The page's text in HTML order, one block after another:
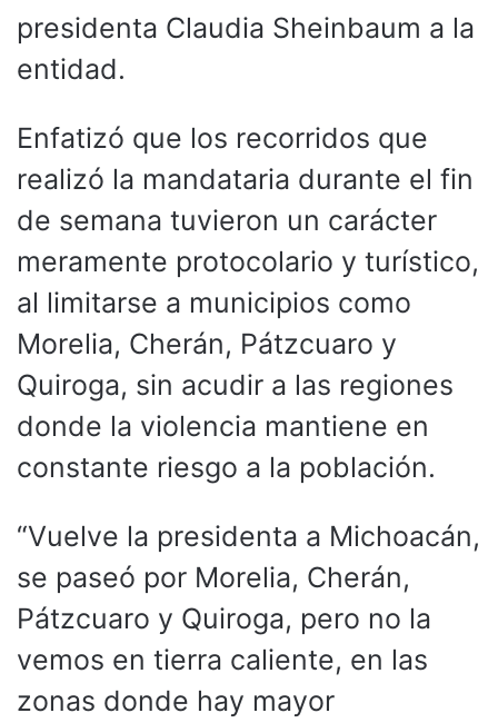
presidenta Claudia Sheinbaum a la
entidad.
Enfatizó que los recorridos que
realizó la mandataria durante el fin
de semana tuvieron un carácter
meramente protocolario y turístico,
al limitarse a municipios como
Morelia, Cherán, Pátzcuaro y
Quiroga, sin acudir a las regiones
donde la violencia mantiene en
constante riesgo a la población.
“Vuelve la presidenta a Michoacán,
se paseó por Morelia, Cherán,
Pátzcuaro y Quiroga, pero no la
vemos en tierra caliente, en las
zonas donde hay mayor